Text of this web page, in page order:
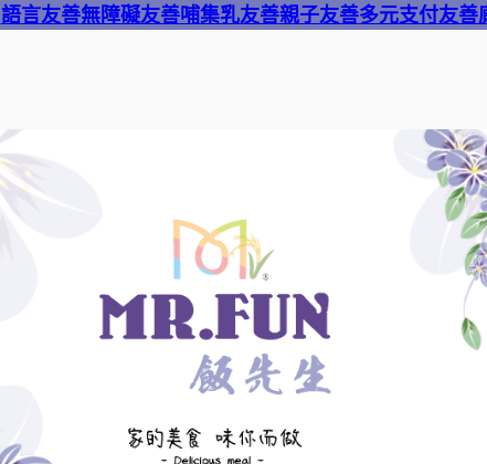
語言友善無障礙友善哺集乳友善親子友善多元支付友善